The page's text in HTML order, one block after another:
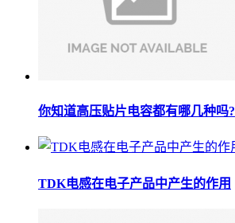
你知道高压贴片电容都有哪几种吗?
TDK电感在电子产品中产生的作用